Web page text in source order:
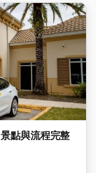
點與流程完整